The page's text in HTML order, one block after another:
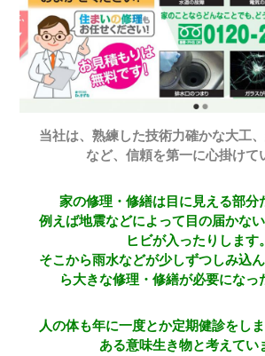
当社は、熟練した技術力確かな大工
など、信頼を第一に心掛けて
家の修理・修繕は目に見える部分
例えば地震などによって目の届かな
ヒビが入ったりします。
そこから雨水などが少しずつしみ込
ら大きな修理・修繕が必要になっ
人の体も年に一度とか定期健診をし
ある意味生き物と考えてい